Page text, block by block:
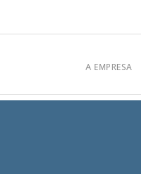
A EMPRESA